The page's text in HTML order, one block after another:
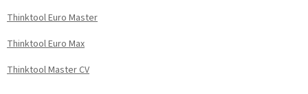
Thinktool Euro Master
Thinktool Euro Max
Thinktool Master CV